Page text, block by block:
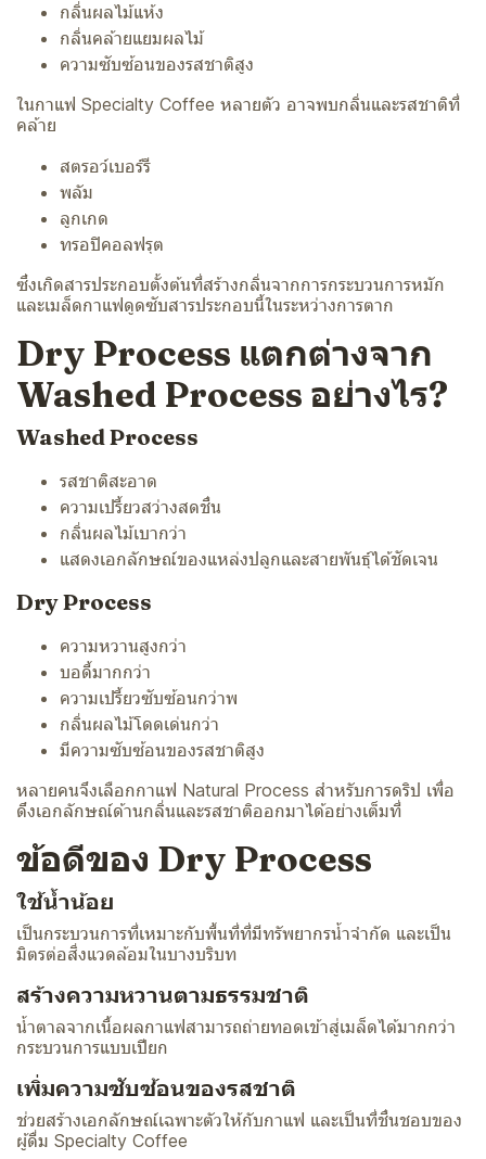
กลิ่นผลไม้แห้ง
กลิ่นคล้ายแยมผลไม้
ความซับซ้อนของรสชาติสูง
ในกาแฟ Specialty Coffee หลายตัว อาจพบกลิ่นและรสชาติที่
คล้าย
สตรอว์เบอร์รี
พลัม
ลูกเกด
ทรอปิคอลฟรุต
ซึ่งเกิดสารประกอบตั้งต้นที่สร้างกลิ่นจากการกระบวนการหมัก
และเมล็ดกาแฟดูดซับสารประกอบนี้ในระหว่างการตาก
Dry Process แตกต่างจาก
Washed Process อย่างไร?
Washed Process
รสชาติสะอาด
ความเปรี้ยวสว่างสดชื่น
กลิ่นผลไม้เบากว่า
แสดงเอกลักษณ์ของแหล่งปลูกและสายพันธุ์ได้ชัดเจน
Dry Process
ความหวานสูงกว่า
บอดี้มากกว่า
ความเปรี้ยวซับซ้อนกว่าพ
กลิ่นผลไม้โดดเด่นกว่า
มีความซับซ้อนของรสชาติสูง
หลายคนจึงเลือกกาแฟ Natural Process สำหรับการดริป เพื่อ
ดึงเอกลักษณ์ด้านกลิ่นและรสชาติออกมาได้อย่างเต็มที่
ข้อดีของ Dry Process
ใช้น้ำน้อย
เป็นกระบวนการที่เหมาะกับพื้นที่ที่มีทรัพยากรน้ำจำกัด และเป็น
มิตรต่อสิ่งแวดล้อมในบางบริบท
สร้างความหวานตามธรรมชาติ
น้ำตาลจากเนื้อผลกาแฟสามารถถ่ายทอดเข้าสู่เมล็ดได้มากกว่า
กระบวนการแบบเปียก
เพิ่มความซับซ้อนของรสชาติ
ช่วยสร้างเอกลักษณ์เฉพาะตัวให้กับกาแฟ และเป็นที่ชื่นชอบของ
ผู้ดื่ม Specialty Coffee